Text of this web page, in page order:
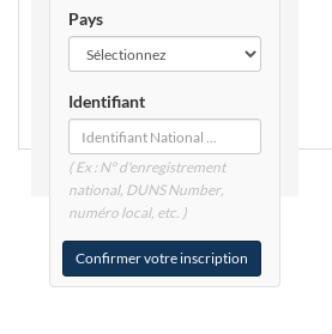
Pays
Identifiant
( Ex : N° d'enregistrement
national, DUNSNumber,
numéro local, etc. )